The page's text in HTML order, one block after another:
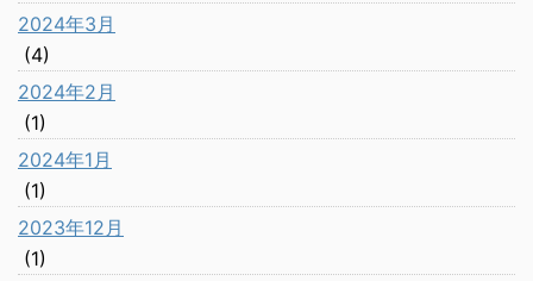
2024年3月
(4)
2024年2月
(1)
2024年1月
(1)
2023年12月
(1)